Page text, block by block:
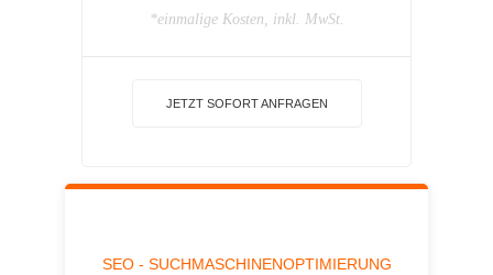
*einmalige Kosten, inkl. MwSt.
JETZT SOFORT ANFRAGEN
SEO - SUCHMASCHINENOPTIMIERUNG